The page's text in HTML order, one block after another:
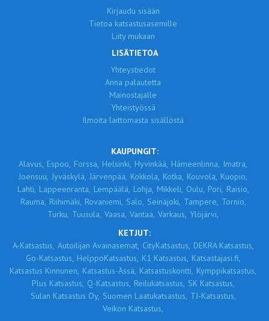
Kirjaudu sisään
Tietoa katsastusasemille
Liity mukaan
LISÄTIETOA
Yhteystiedot
Anna palautetta
Mainostajalle
Yhteistyössä
Ilmoita laittomasta sisällöstä
KAUPUNGIT:
Alavus, Espoo, Forssa, Helsinki, Hyvinkää, Hämeenlinna, Imatra,
Joensuu, Jyväskylä, Järvenpää, Kokkola, Kotka, Kouvola, Kuopio,
Lahti, Lappeenranta, Lempäälä, Lohja, Mikkeli, Oulu, Pori, Raisio,
Rauma, Riihimäki, Rovaniemi, Salo, Seinäjoki, Tampere, Tornio,
Turku, Tuusula, Vaasa, Vantaa, Varkaus, Ylöjärvi,
KETJUT:
A-Katsastus, Autoilijan Avainasemat, CityKatsastus, DEKRA Katsastus,
Go-Katsastus, HelppoKatsastus, K1 Katsastus, Katsastajasi.fi,
Katsastus Kinnunen, Katsastus-Ässä, Katsastuskontti, Kymppikatsastus,
Plus Katsastus, Q-Katsastus, Reilukatsastus, SK Katsastus,
Sulan Katsastus Oy, Suomen Laatukatsastus, TJ-Katsastus,
Veikon Katsastus,